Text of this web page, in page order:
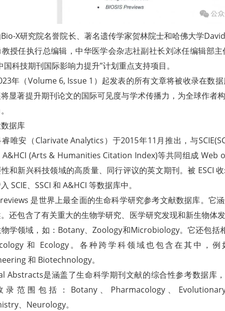
X研究院名誉院长、著名遗传学家贺林院士和哈佛大学
授任执行总编辑，中华医学会杂志社副社长刘冰任编辑部
国科技期刊国际影响力提升”计划重点支持项目。
年（Volume 6, Issue 1）起发表的所有文章将被收录在数
显著提升期刊论文的国际可见度与学术传播力，为全球作者
据库
睿唯安（Clarivate Analytics）于2015年11月推出，与
A&HCI (Arts & Humanities Citation Index)等共同组成 Web
和新兴科技领域的高质量、同行评议的英文期刊。被 ESCI
SCIE、SSCI 和 A&HCI 等数据库中。
是世界上最全面的生命科学研究参考文献数据库。它
还包含了有关重大的生物学研究、医学研究发现和新生物体
学领域，如：Botany、Zoology和Microbiology。它还包括
和 Ecology。各种跨学科领域也包含在其中，例
和 Biotechnology。
Abstracts是涵盖了生命科学期刊文献的综合性参考数据库
范围包括：Botany、Pharmacology、Evolutionary
、Neurology。